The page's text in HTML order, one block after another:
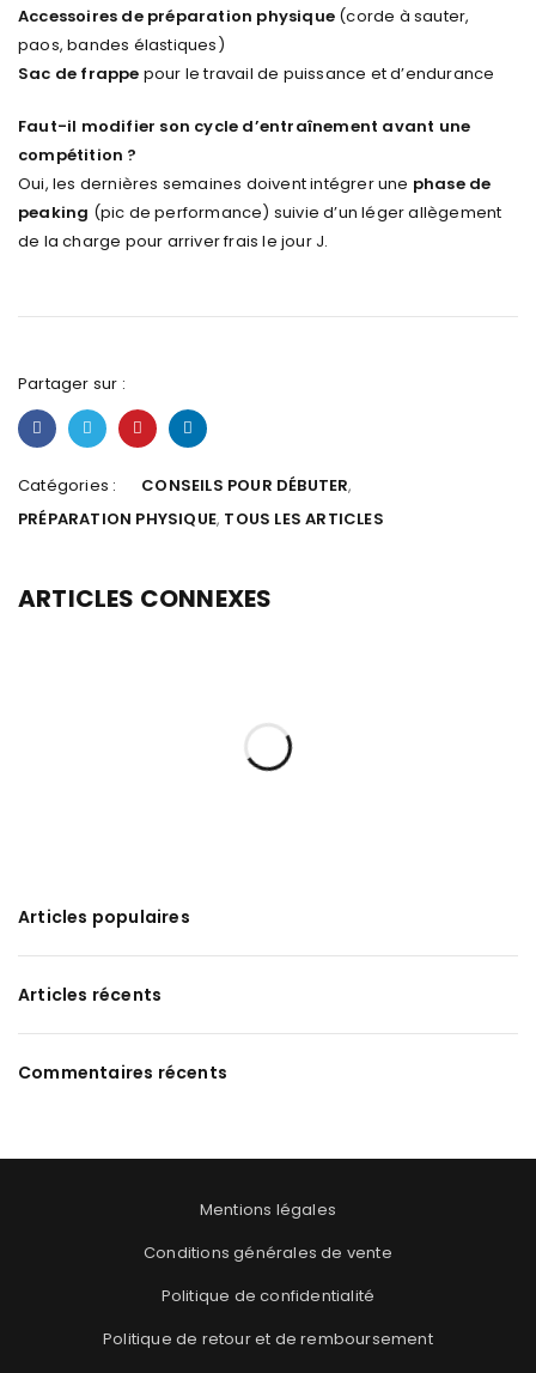
Accessoires de préparation physique (corde à sauter,
paos, bandes élastiques)
Sac de frappe pour le travail de puissance et d’endurance
Faut-il modifier son cycle d’entraînement avant une
compétition ?
Oui, les dernières semaines doivent intégrer une phase de
peaking (pic de performance) suivie d’un léger allègement
de la charge pour arriver frais le jour J.
Partager sur :
Catégories : CONSEILS POUR DÉBUTER,
PRÉPARATION PHYSIQUE, TOUS LES ARTICLES
ARTICLES CONNEXES
Articles populaires
Articles récents
Commentaires récents
Mentions légales
Conditions générales de vente
Politique de confidentialité
Politique de retour et de remboursement